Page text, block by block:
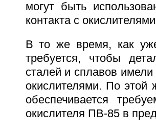
могут быть
контакта с
В то же время, как
требуется, чтобы
сталей и сплавов
окислителями. По
обеспечивается
окислителя ПВ-85 в